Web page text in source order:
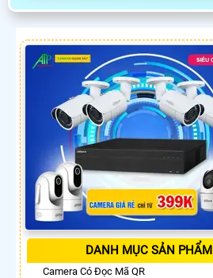
DANH MỤC SẢN PHẨM
Camera Có Đọc Mã QR